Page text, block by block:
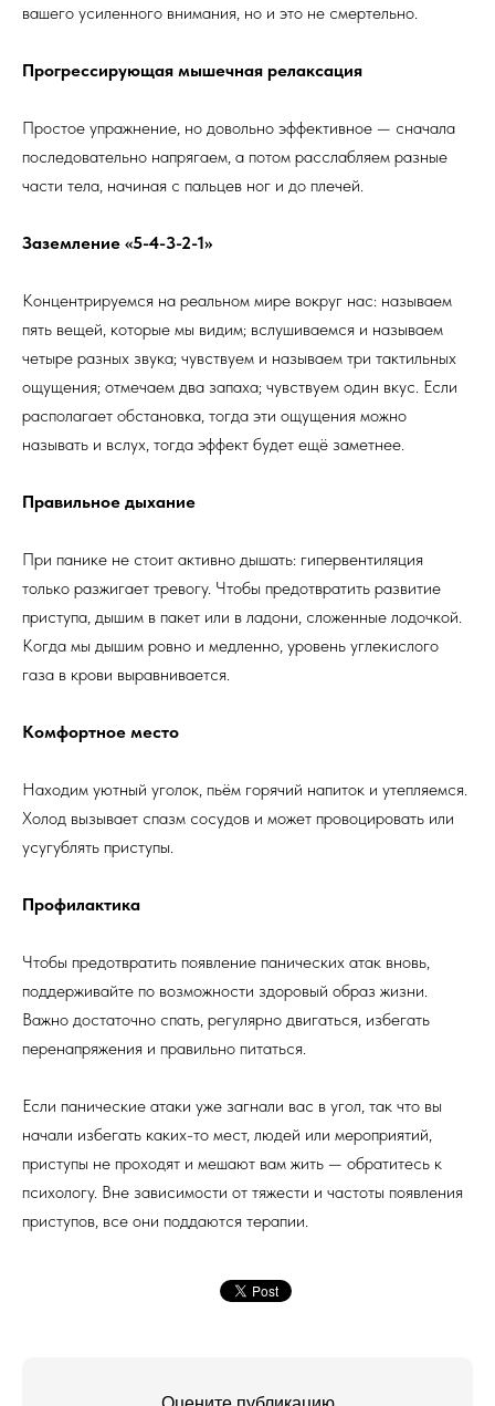
вашего усиленного внимания, но и это не смертельно.
Прогрессирующая мышечная релаксация
Простое упражнение, но довольно эффективное — сначала
последовательно напрягаем, а потом расслабляем разные
части тела, начиная с пальцев ног и до плечей.
Заземление «5-4-3-2-1»
Концентрируемся на реальном мире вокруг нас: называем
пять вещей, которые мы видим; вслушиваемся и называем
четыре разных звука; чувствуем и называем три тактильных
ощущения; отмечаем два запаха; чувствуем один вкус. Если
располагает обстановка, тогда эти ощущения можно
называть и вслух, тогда эффект будет ещё заметнее.
Правильное дыхание
При панике не стоит активно дышать: гипервентиляция
только разжигает тревогу. Чтобы предотвратить развитие
приступа, дышим в пакет или в ладони, сложенные лодочкой.
Когда мы дышим ровно и медленно, уровень углекислого
газа в крови выравнивается.
Комфортное место
Находим уютный уголок, пьём горячий напиток и утепляемся.
Холод вызывает спазм сосудов и может провоцировать или
усугублять приступы.
Профилактика
Чтобы предотвратить появление панических атак вновь,
поддерживайте по возможности здоровый образ жизни.
Важно достаточно спать, регулярно двигаться, избегать
перенапряжения и правильно питаться.
Если панические атаки уже загнали вас в угол, так что вы
начали избегать каких-то мест, людей или мероприятий,
приступы не проходят и мешают вам жить — обратитесь к
психологу. Вне зависимости от тяжести и частоты появления
приступов, все они поддаются терапии.